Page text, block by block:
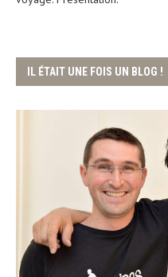
IL ÉTAIT UNE FOIS UN BLOG !